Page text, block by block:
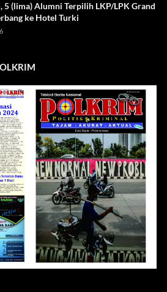
5 (lima) Alumni Terpilih LKP/LPK Grand
ke Hotel Turki